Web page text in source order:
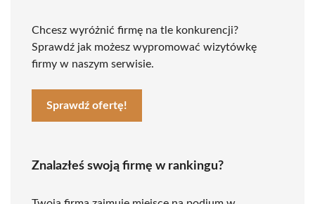
Chcesz wyróżnić firmę na tle konkurencji?
Sprawdź jak możesz wypromować wizytówkę
firmy w naszym serwisie.
Sprawdź ofertę!
Znalazłeś swoją firmę w rankingu?